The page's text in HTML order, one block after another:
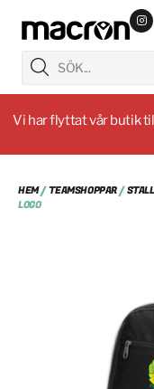
Vi har flyttat vår butik
HEM/TEAMSHOPPAR/
LOGO